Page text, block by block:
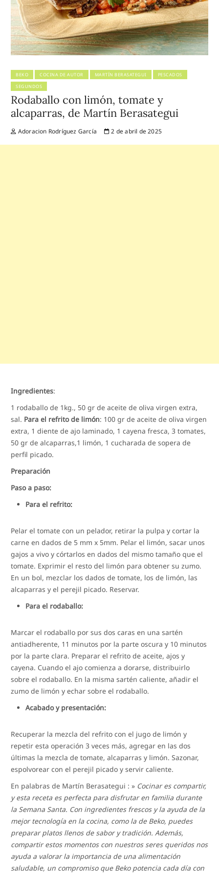
BEKO COCINA DE AUTOR MARTÍN BERASATEGUI
PESCADOS
SEGUNDOS
Rodaballo con limón, tomate y
alcaparras, de Martín Berasategui
Adoracion Rodríguez García 2 de abril de 2025
Ingredientes:
1 rodaballo de 1kg., 50 gr de aceite de oliva virgen extra,
sal. Para el refrito de limón: 100 gr de aceite de oliva virgen
extra, 1 diente de ajo laminado, 1 cayena fresca, 3 tomates,
50 gr de alcaparras,1 limón, 1 cucharada de sopera de
perfil picado.
Preparación
Paso a paso:
Para el refrito:
Pelar el tomate con un pelador, retirar la pulpa y cortar la
carne en dados de 5 mm x 5mm. Pelar el limón, sacar unos
gajos a vivo y córtarlos en dados del mismo tamaño que el
tomate. Exprimir el resto del limón para obtener su zumo.
En un bol, mezclar los dados de tomate, los de limón, las
alcaparras y el perejil picado. Reservar.
Para el rodaballo:
Marcar el rodaballo por sus dos caras en una sartén
antiadherente, 11 minutos por la parte oscura y 10 minutos
por la parte clara. Preparar el refrito de aceite, ajos y
cayena. Cuando el ajo comienza a dorarse, distribuirlo
sobre el rodaballo. En la misma sartén caliente, añadir el
zumo de limón y echar sobre el rodaballo.
Acabado y presentación:
Recuperar la mezcla del refrito con el jugo de limón y
repetir esta operación 3 veces más, agregar en las dos
últimas la mezcla de tomate, alcaparras y limón. Sazonar,
espolvorear con el perejil picado y servir caliente.
En palabras de Martín Berasategui : » Cocinar es compartir,
y esta receta es perfecta para disfrutar en familia durante
la Semana Santa. Con ingredientes frescos y la ayuda de la
mejor tecnología en la cocina, como la de Beko, puedes
preparar platos llenos de sabor y tradición. Además,
compartir estos momentos con nuestros seres queridos nos
ayuda a valorar la importancia de una alimentación
saludable, un compromiso que Beko potencia cada día con